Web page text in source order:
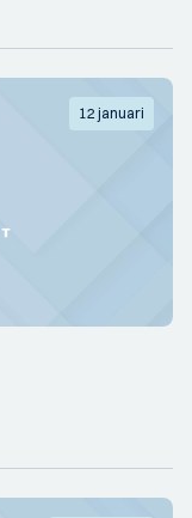
12 januari